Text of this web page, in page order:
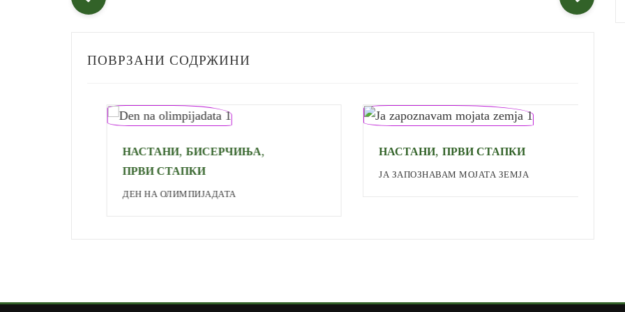
ПОВРЗАНИ СОДРЖИНИ
НАСТАНИ,БИСЕРЧИЊА,
ПРВИ СТАПКИ
ДЕН НА ОЛИМПИЈАДАТА
НАСТАНИ,ПРВИ СТАПКИ
ЈА ЗАПОЗНАВАМ МОЈАТА ЗЕМЈА